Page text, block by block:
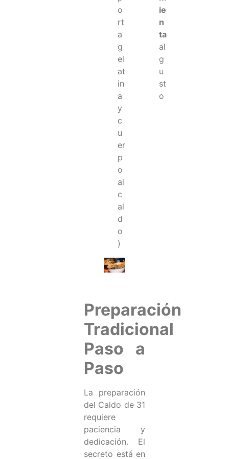
o
rt
a
g
el
at
in
a
y
c
u
er
p
o
al
c
al
d
o
)
ie
n
ta
al
g
u
st
o
Preparación
Tradicional
Paso a
Paso
La preparación
del Caldo de 31
requiere
paciencia y
dedicación. El
secreto está en